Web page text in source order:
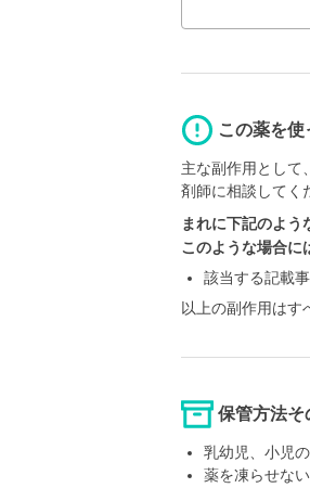
この薬を使
主な副作用として
剤師に相談してく
まれに下記のよう
このような場合に
該当する記載
以上の副作用はす
保管方法そ
乳幼児、小児
薬を凍らせない